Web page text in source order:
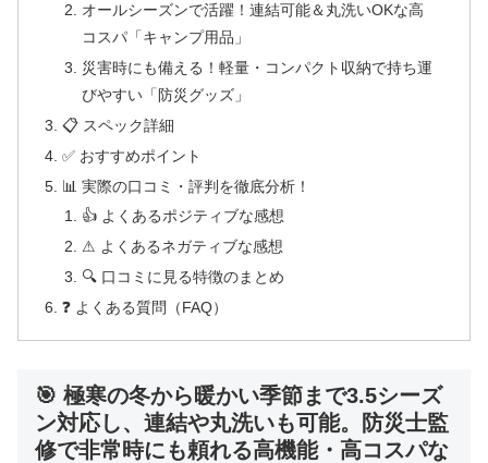
オールシーズンで活躍！連結可能＆丸洗いOKな高
コスパ「キャンプ用品」
災害時にも備える！軽量・コンパクト収納で持ち運
びやすい「防災グッズ」
📋 スペック詳細
✅ おすすめポイント
📊 実際の口コミ・評判を徹底分析！
👍 よくあるポジティブな感想
⚠ よくあるネガティブな感想
🔍 口コミに見る特徴のまとめ
❓ よくある質問（FAQ）
🎯 極寒の冬から暖かい季節まで3.5シーズ
ン対応し、連結や丸洗いも可能。防災士監
修で非常時にも頼れる高機能・高コスパな